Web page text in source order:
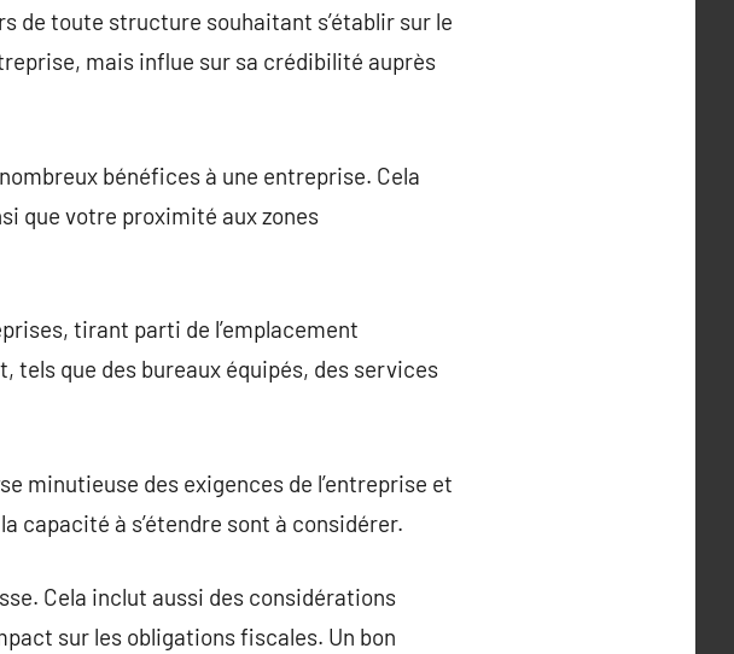
de toute structure souhaitant s’établir sur le
mais influe sur sa crédibilité auprès
bénéfices à une entreprise. Cela
que votre proximité aux zones
tirant parti de l’emplacement
tels que des bureaux équipés, des services
minutieuse des exigences de l’entreprise et
capacité à s’étendre sont à considérer.
Cela inclut aussi des considérations
sur les obligations fiscales. Un bon